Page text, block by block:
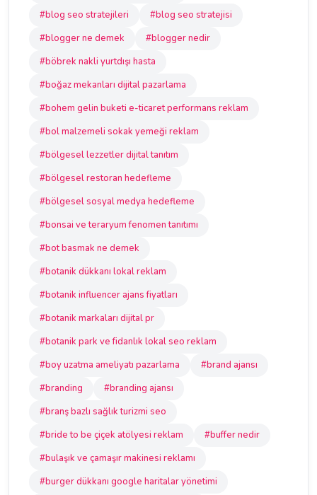
#blog seo stratejileri
#blog seo stratejisi
#blogger ne demek
#blogger nedir
#böbrek nakli yurtdışı hasta
#boğaz mekanları dijital pazarlama
#bohem gelin buketi e-ticaret performans reklam
#bol malzemeli sokak yemeği reklam
#bölgesel lezzetler dijital tanıtım
#bölgesel restoran hedefleme
#bölgesel sosyal medya hedefleme
#bonsai ve teraryum fenomen tanıtımı
#bot basmak ne demek
#botanik dükkanı lokal reklam
#botanik influencer ajans fiyatları
#botanik markaları dijital pr
#botanik park ve fidanlık lokal seo reklam
#boy uzatma ameliyatı pazarlama
#brand ajansı
#branding
#branding ajansı
#branş bazlı sağlık turizmi seo
#bride to be çiçek atölyesi reklam
#buffer nedir
#bulaşık ve çamaşır makinesi reklamı
#burger dükkanı google haritalar yönetimi